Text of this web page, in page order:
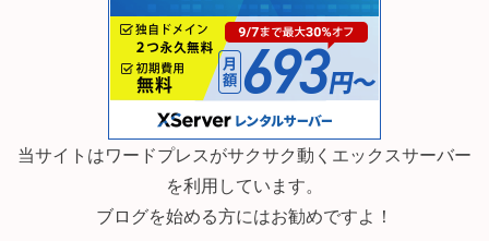
当サイトはワードプレスがサクサク動くエックスサーバー
を利用しています。
ブログを始める方にはお勧めですよ！